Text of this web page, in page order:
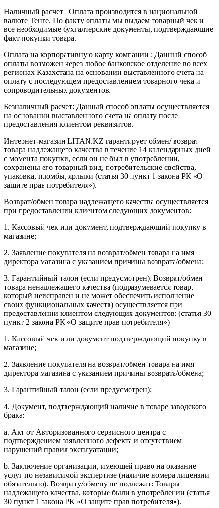
Наличный расчет : Оплата производится в национальной
валюте Тенге. По факту оплаты мы выдаем товарный чек и
все необходимые бухгалтерские документы, подтверждающие
факт покупки товара.
Оплата на корпоративную карту компании : Данный способ
оплаты возможен через любое банковское отделение во всех
регионах Казахстана на основании выставленного счета на
оплату с последующем предоставлением товарного чека и
сопроводительных документов.
Безналичный расчет: Данный способ оплаты осуществляется
на основании выставленного счета на оплату после
предоставления клиентом реквизитов.
Интернет-магазин LITAN.KZ гарантирует обмен/ возврат
товара надлежащего качества в течение 14 календарных дней
с момента покупки, если он не был в употреблении,
сохранены его товарный вид, потребительские свойства,
упаковка, пломбы, ярлыки (статья 30 пункт 1 закона РК «О
защите прав потребителя»).
Возврат/обмен товара надлежащего качества осуществляется
при предоставлении клиентом следующих документов:
1. Кассовый чек или документ, подтверждающий покупку в
магазине;
2. Заявление покупателя на возврат/обмен товара на имя
директора магазина с указанием причины возврата/обмена;
3. Гарантийный талон (если предусмотрен). Возврат/обмен
товара ненадлежащего качества (подразумевается товар,
который неисправен и не может обеспечить исполнение
своих функциональных качеств) осуществляется при
предоставлении клиентом следующих документов: (статья 30
пункт 2 закона РК «О защите прав потребителя»)
1. Кассовый чек и ли документ подтверждающий покупку в
магазине;
2. Заявление покупателя на возврат/обмен товара на имя
директора магазина с указанием причины возврата/обмена;
3. Гарантийный талон (если предусмотрен);
4. Документ, подтверждающий наличие в товаре заводского
брака:
a. Акт от Авторизованного сервисного центра с
подтверждением заявленного дефекта и отсутствием
нарушений правил эксплуатации;
b. Заключение организации, имеющей право на оказание
услуг по независимой экспертизе (наличие номера лицензии
обязательно). Возврату/обмену не подлежат: Товары
надлежащего качества, которые были в употреблении (статья
30 пункт 1 закона РК «О защите прав потребителя»).